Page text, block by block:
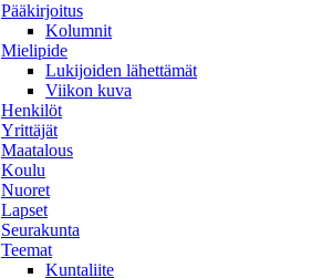
Pääkirjoitus
Kolumnit
Mielipide
Lukijoiden lähettämät
Viikon kuva
Henkilöt
Yrittäjät
Maatalous
Koulu
Nuoret
Lapset
Seurakunta
Teemat
Kuntaliite